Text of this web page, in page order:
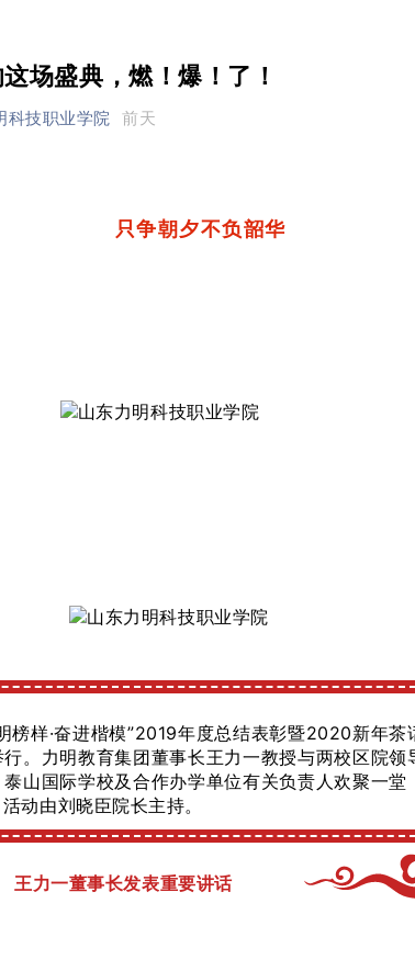
场盛典，燃！爆！了！
科技职业学院 前天
只争朝夕不负韶华
榜样·奋进楷模”2019年度总结表彰暨2020新年茶
。力明教育集团董事长王力一教授与两校区院领
山国际学校及合作办学单位有关负责人欢聚一堂
动由刘晓臣院长主持。
王力一董事长发表重要讲话